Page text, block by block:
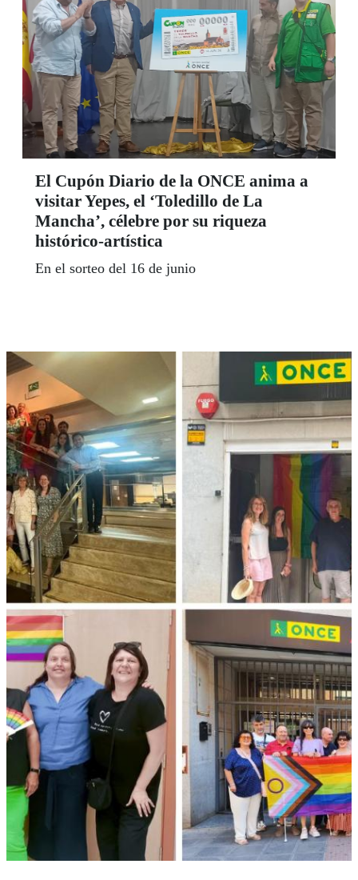
El Cupón Diario de la ONCE anima a
visitar Yepes, el ‘Toledillo de La
Mancha’, célebre por su riqueza
histórico-artística
En el sorteo del 16 de junio